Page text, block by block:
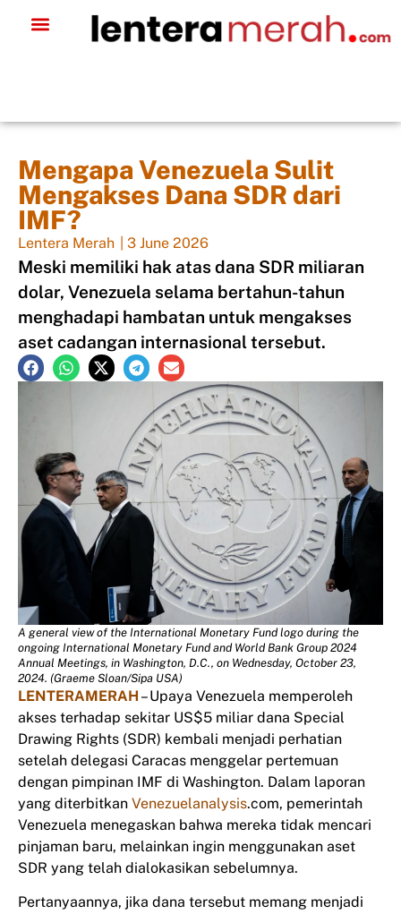
Mengapa Venezuela Sulit
Mengakses Dana SDR dari
IMF?
Lentera Merah 3 June 2026
Meski memiliki hak atas dana SDR miliaran
dolar, Venezuela selama bertahun-tahun
menghadapi hambatan untuk mengakses
aset cadangan internasional tersebut.
A general view of the International Monetary Fund logo during the
ongoing International Monetary Fund and World Bank Group 2024
Annual Meetings, in Washington, D.C., on Wednesday, October 23,
2024. (Graeme Sloan/Sipa USA)
LENTERAMERAH – Upaya Venezuela memperoleh
akses terhadap sekitar US$5 miliar dana Special
Drawing Rights (SDR) kembali menjadi perhatian
setelah delegasi Caracas menggelar pertemuan
dengan pimpinan IMF di Washington. Dalam laporan
yang diterbitkan Venezuelanalysis.com, pemerintah
Venezuela menegaskan bahwa mereka tidak mencari
pinjaman baru, melainkan ingin menggunakan aset
SDR yang telah dialokasikan sebelumnya.
Pertanyaannya, jika dana tersebut memang menjadi